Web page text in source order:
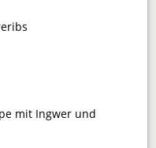
mit Ingwer und